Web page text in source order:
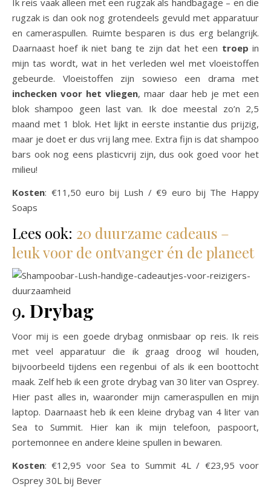
rugzak is dan ook nog grotendeels gevuld met apparatuur
en cameraspullen. Ruimte besparen is dus erg belangrijk.
Daarnaast hoef ik niet bang te zijn dat het een troep in
mijn tas wordt, wat in het verleden wel met vloeistoffen
gebeurde. Vloeistoffen zijn sowieso een drama met
inchecken voor het vliegen, maar daar heb je met een
blok shampoo geen last van. Ik doe meestal zo’n 2,5
maand met 1 blok. Het lijkt in eerste instantie dus prijzig,
maar je doet er dus vrij lang mee. Extra fijn is dat shampoo
bars ook nog eens plasticvrij zijn, dus ook goed voor het
milieu!
Kosten: €11,50 euro bij Lush / €9 euro bij The Happy
Soaps
Lees ook: 20 duurzame cadeaus –
leuk voor de ontvanger én de planeet
9. Drybag
Voor mij is een goede drybag onmisbaar op reis. Ik reis
met veel apparatuur die ik graag droog wil houden,
bijvoorbeeld tijdens een regenbui of als ik een boottocht
maak. Zelf heb ik een grote drybag van 30 liter van Osprey.
Hier past alles in, waaronder mijn cameraspullen en mijn
laptop. Daarnaast heb ik een kleine drybag van 4 liter van
Sea to Summit. Hier kan ik mijn telefoon, paspoort,
portemonnee en andere kleine spullen in bewaren.
Kosten: €12,95 voor Sea to Summit 4L / €23,95 voor
Osprey 30L bij Bever